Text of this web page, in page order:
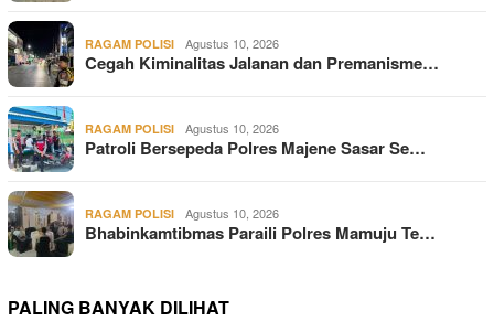
RAGAM POLISI Agustus 10, 2026
Cegah Kiminalitas Jalanan dan Premanisme…
RAGAM POLISI Agustus 10, 2026
Patroli Bersepeda Polres Majene Sasar Se…
RAGAM POLISI Agustus 10, 2026
Bhabinkamtibmas Paraili Polres Mamuju Te…
PALING BANYAK DILIHAT